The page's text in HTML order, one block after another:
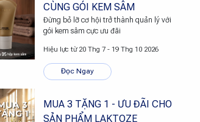
CÙNG GÓI KEM SÂM
Đừng bỏ lỡ cơ hội trở thành quản lý với
gói kem sâm cực ưu đãi
Hiệu lực từ 20 Thg 7 - 19 Thg 10 2026
Đọc Ngay
MUA 3 TẶNG 1 - ƯU ĐÃI CHO
SẢN PHẨM LAKTOZE